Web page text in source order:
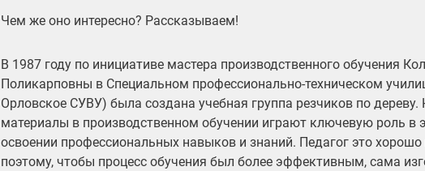
Чем же оно интересно? Рассказываем!
В 1987 году по инициативе мастера производственного обучения
Поликарповны в Специальном профессионально-техническом
Орловское СУВУ) была создана учебная группа резчиков по
материалы в производственном обучении играют ключевую роль в
освоении профессиональных навыков и знаний. Педагог это
поэтому, чтобы процесс обучения был более эффективным, сама